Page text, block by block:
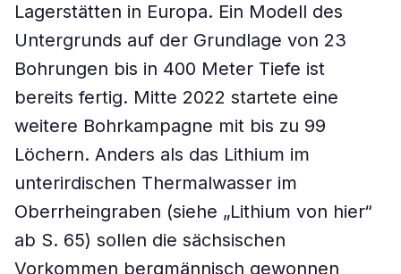
Lagerstätten in Europa. Ein Modell des
Untergrunds auf der Grundlage von 23
Bohrungen bis in 400 Meter Tiefe ist
bereits fertig. Mitte 2022 startete eine
weitere Bohrkampagne mit bis zu 99
Löchern. Anders als das Lithium im
unterirdischen Thermalwasser im
Oberrheingraben (siehe „Lithium von hier“
ab S. 65) sollen die sächsischen
Vorkommen bergmännisch gewonnen